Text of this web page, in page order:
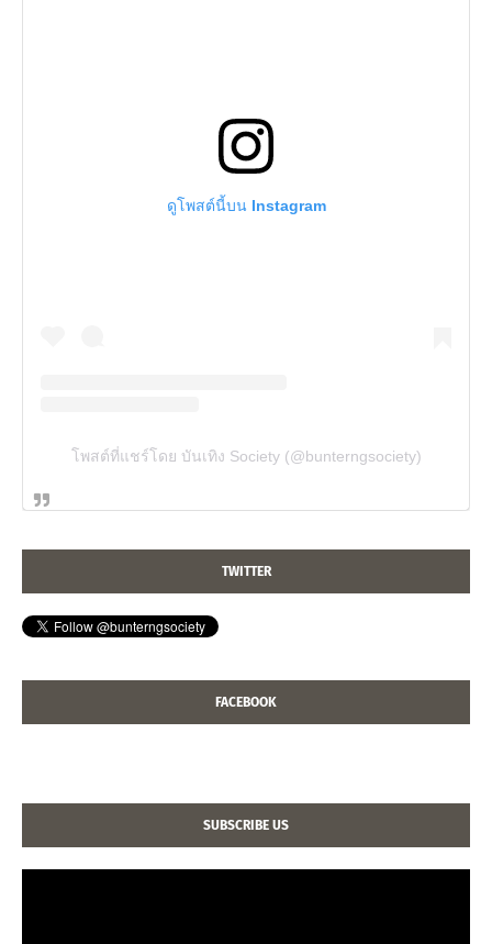
ดูโพสต์นี้บน Instagram
โพสต์ที่แชร์โดย บันเทิง Society (@bunterngsociety)
TWITTER
FACEBOOK
SUBSCRIBE US